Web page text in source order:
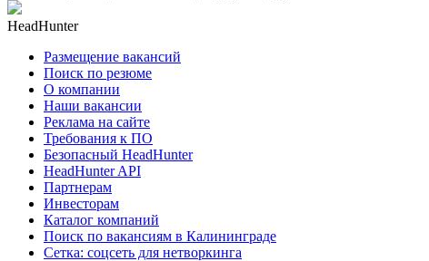
HeadHunter
Размещение вакансий
Поиск по резюме
О компании
Наши вакансии
Реклама на сайте
Требования к ПО
Безопасный HeadHunter
HeadHunter API
Партнерам
Инвесторам
Каталог компаний
Поиск по вакансиям в Калининграде
Сетка: соцсеть для нетворкинга